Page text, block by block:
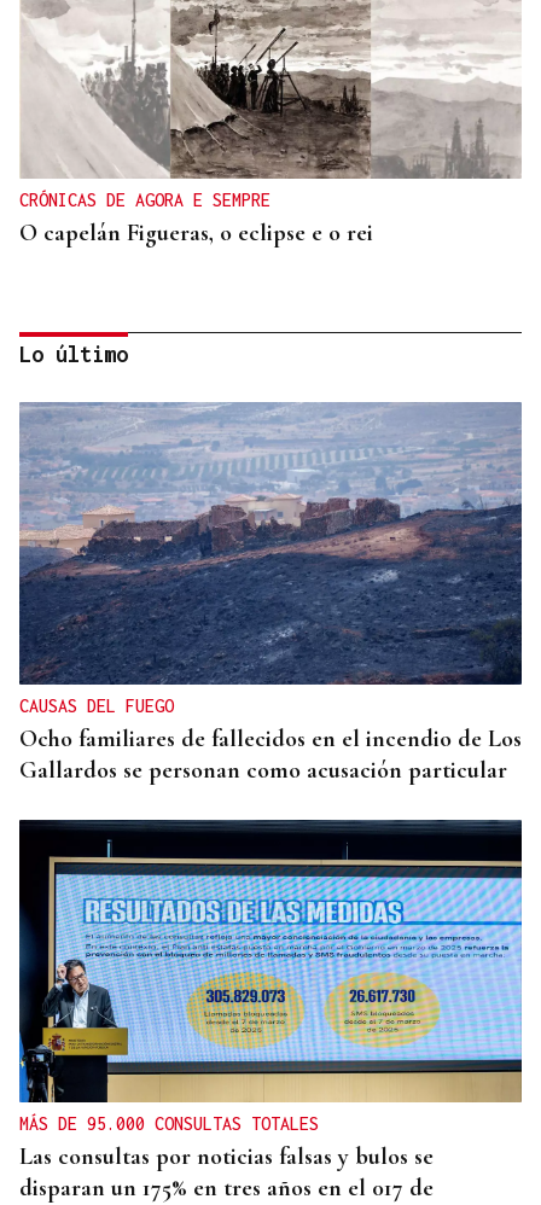
CRÓNICAS DE AGORA E SEMPRE
O capelán Figueras, o eclipse e o rei
ORÁCULO DAS BURGAS
Horóscopo del día: lunes, 10 de agosto
Lo último
CAUSAS DEL FUEGO
Ocho familiares de fallecidos en el incendio de Los
Gallardos se personan como acusación particular
MÁS DE 95.000 CONSULTAS TOTALES
Las consultas por noticias falsas y bulos se
disparan un 175% en tres años en el 017 de